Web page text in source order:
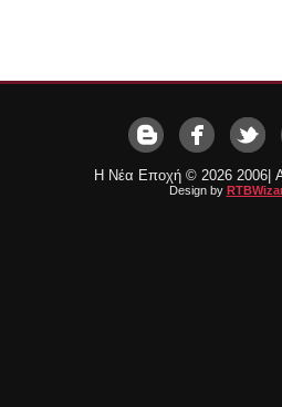
Η Νέα Εποχή © 2026 2006|
Design by